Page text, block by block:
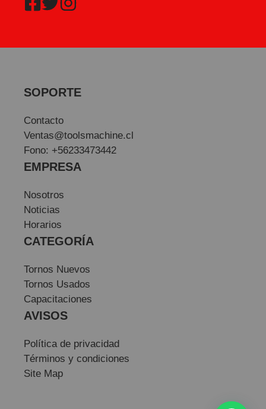
SOPORTE
Contacto
Ventas@toolsmachine.cl
Fono: +56233473442
EMPRESA
Nosotros
Noticias
Horarios
CATEGORÍA
Tornos Nuevos
Tornos Usados
Capacitaciones
AVISOS
Política de privacidad
Términos y condiciones
Site Map